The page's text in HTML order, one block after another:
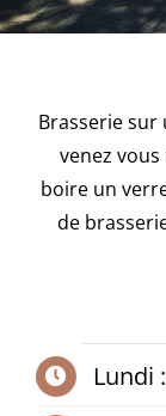
Brasserie sur
venez
boire un
de
Lundi